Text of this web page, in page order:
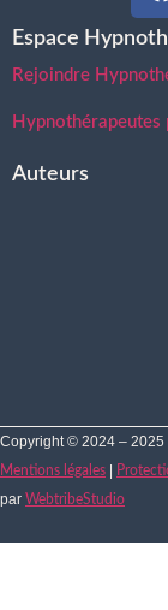
Espace
Rejoindre
Hypnothérapeutes
Auteurs
Copyright © 2024 –
Mentions légales |
par WebtribeStudio